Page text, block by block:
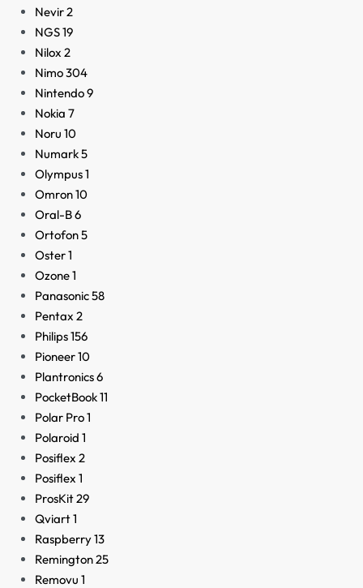
Nevir2
NGS19
Nilox 2
Nimo304
Nintendo9
Nokia 7
Noru 10
Numark5
Olympus1
Omron10
Oral-B6
Ortofon5
Oster1
Ozone1
Panasonic58
Pentax 2
Philips156
Pioneer10
Plantronics6
PocketBook11
Polar Pro1
Polaroid 1
Posiflex 2
Posiflex 1
ProsKit29
Qviart1
Raspberry13
Remington25
Removu 1